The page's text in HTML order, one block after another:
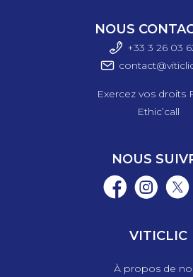
NOUS
+33 3 26 03 6
Exercez vos droits
Ethic’call
NOUS
VITICLIC
À propos de